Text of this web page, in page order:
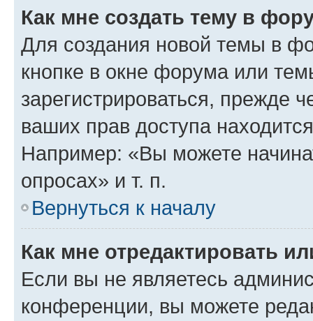
Как мне создать тему в
Для создания новой темы в
кнопке в окне форума или
зарегистрироваться, прежде
ваших прав доступа
Например: «Вы можете
опросах» и т. п.
Вернуться к началу
Как мне отредактировать
Если вы не являетесь
конференции, вы можете